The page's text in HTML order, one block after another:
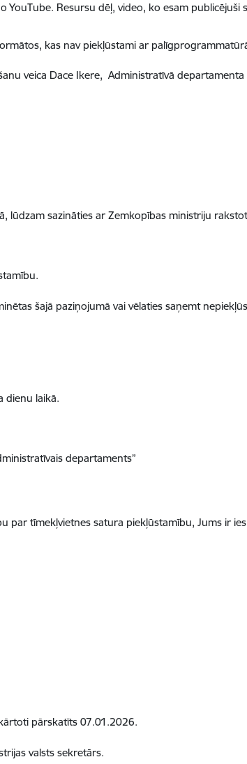
Resursu dēļ, video, ko esam
kas nav piekļūstami ar
veica Dace Ikere, Administratīvā
lūdzam sazināties ar Zemkopības ministriju
šajā paziņojumā vai vēlaties saņemt
dienu laikā.
departaments”
par tīmekļvietnes satura piekļūstamību, Jums ir
pārskatīts 07.01.2026.
valsts sekretārs.